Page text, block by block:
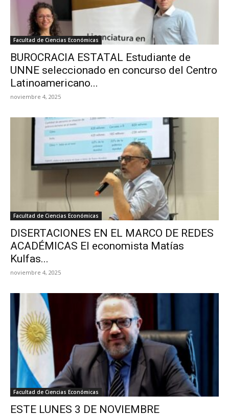
Facultad de Ciencias Económicas
BUROCRACIA ESTATAL Estudiante de
UNNE seleccionado en concurso del Centro
Latinoamericano...
noviembre 4, 2025
Facultad de Ciencias Económicas
DISERTACIONES EN EL MARCO DE REDES
ACADÉMICAS El economista Matías
Kulfas...
noviembre 4, 2025
Facultad de Ciencias Económicas
ESTE LUNES 3 DE NOVIEMBRE